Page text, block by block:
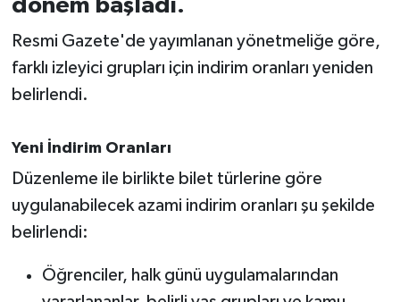
dönem başladı.
Resmi Gazete'de yayımlanan yönetmeliğe göre,
farklı izleyici grupları için indirim oranları yeniden
belirlendi.
Yeni İndirim Oranları
Düzenleme ile birlikte bilet türlerine göre
uygulanabilecek azami indirim oranları şu şekilde
belirlendi:
Öğrenciler, halk günü uygulamalarından
KENT GÜNDEMİ
Kepsut
MAGAZİN
Manyas